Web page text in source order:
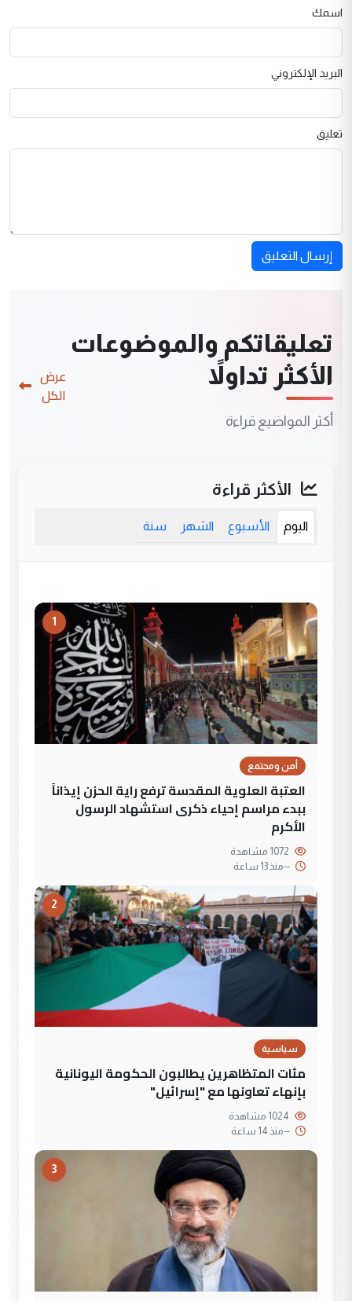
اسمك
البريد الإلكتروني
تعليق
إرسال التعليق
تعليقاتكم والموضوعات
الأكثر تداولاً
أكثر المواضيع قراءة
عرض
الكل
الأكثر قراءة
اليوم الأسبوع الشهر سنة
1
أمن ومجتمع
العتبة العلوية المقدسة ترفع راية الحزن إيذاناً
ببدء مراسم إحياء ذكرى استشهاد الرسول
الأكرم
--منذ 13 ساعة
2
سياسية
مئات المتظاهرين يطالبون الحكومة اليونانية
بإنهاء تعاونها مع "إسرائيل"
--منذ 14 ساعة
3